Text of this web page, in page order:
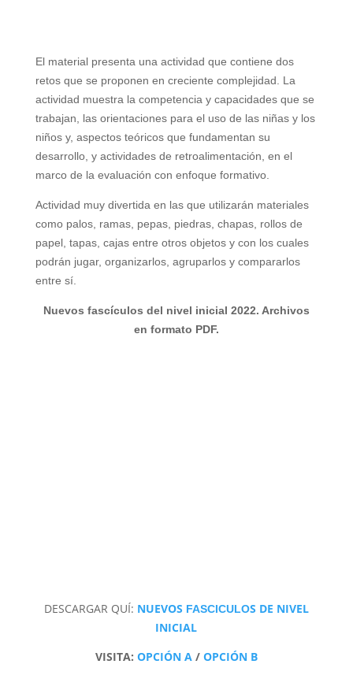
El material presenta una actividad que contiene dos
retos que se proponen en creciente complejidad. La
actividad muestra la competencia y capacidades que se
trabajan, las orientaciones para el uso de las niñas y los
niños y, aspectos teóricos que fundamentan su
desarrollo, y actividades de retroalimentación, en el
marco de la evaluación con enfoque formativo.
Actividad muy divertida en las que utilizarán materiales
como palos, ramas, pepas, piedras, chapas, rollos de
papel, tapas, cajas entre otros objetos y con los cuales
podrán jugar, organizarlos, agruparlos y compararlos
entre sí.
Nuevos fascículos del nivel inicial 2022. Archivos
en formato PDF.
DESCARGAR QUÍ: NUEVOS FASCICULOS DE NIVEL
INICIAL
VISITA: OPCIÓN A/ OPCIÓN B